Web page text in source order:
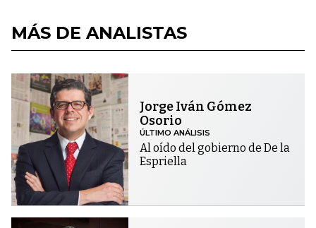
MÁS DE ANALISTAS
Jorge Iván Gómez
Osorio
ÚLTIMO ANÁLISIS
Al oído del gobierno de De la
Espriella